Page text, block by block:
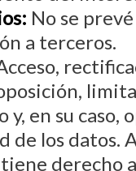
No se
a terceros.
en su caso,
de los datos.
derecho